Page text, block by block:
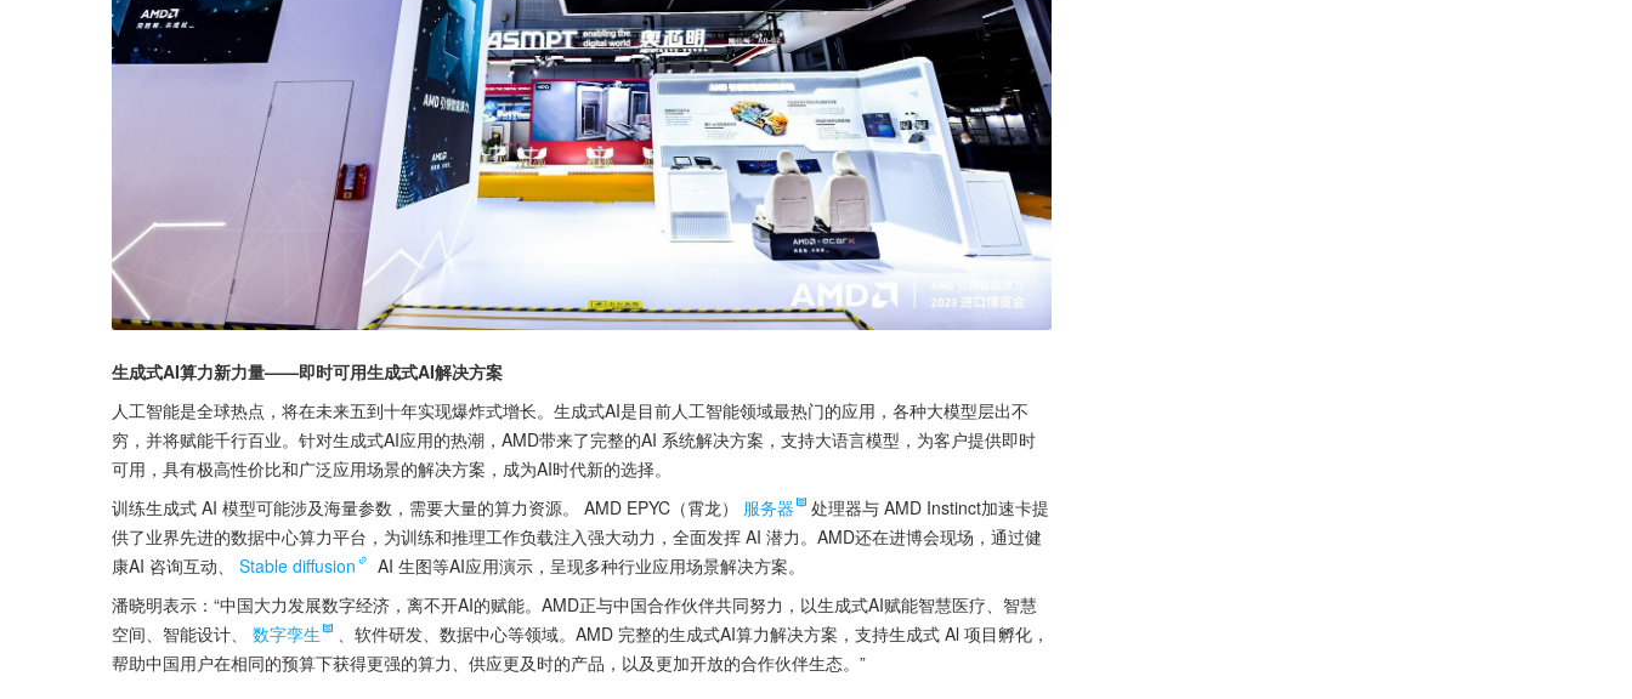
生成式AI算力新力量——即时可用生成式AI解决方案
人工智能是全球热点，将在未来五到十年实现爆炸式增长。生成式AI是目前人工智能领域最热门的应用，各种大模型层出不
穷，并将赋能千行百业。针对生成式AI应用的热潮，AMD带来了完整的AI 系统解决方案，支持大语言模型，为客户提供即时
可用，具有极高性价比和广泛应用场景的解决方案，成为AI时代新的选择。
训练生成式 AI 模型可能涉及海量参数，需要大量的算力资源。 AMD EPYC（霄龙）
服务器
处理器与 AMD Instinct加速卡提
供了业界先进的数据中心算力平台，为训练和推理工作负载注入强大动力，全面发挥 AI 潜力。AMD还在进博会现场，通过健
康AI 咨询互动、
Stable diffusion
AI 生图等AI应用演示，呈现多种行业应用场景解决方案。
潘晓明表示：“中国大力发展数字经济，离不开AI的赋能。AMD正与中国合作伙伴共同努力，以生成式AI赋能智慧医疗、智慧
空间、智能设计、
数字孪生
、软件研发、数据中心等领域。AMD 完整的生成式AI算力解决方案，支持生成式 Al 项目孵化，
帮助中国用户在相同的预算下获得更强的算力、供应更及时的产品，以及更加开放的合作伙伴生态。”